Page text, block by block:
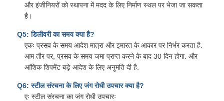
और इंजीनियरों को स्थापना में मदद के लिए निर्माण स्थल पर भेजा जा सकता
है।
Q5: डिलीवरी का समय क्या है?
एकः प्रसव के समय आदेश मात्रा और इमारत के आकार पर निर्भर करता है.
आम तौर पर, प्रसव के समय जमा प्राप्त करने के बाद 30 दिन होगा. और
आंशिक शिपमेंट बड़े आदेश के लिए अनुमति दी है.
Q6: स्टील संरचना के लिए जंग रोधी उपचार क्या है?
एः स्टील संरचना का जंग रोधी उपचारः